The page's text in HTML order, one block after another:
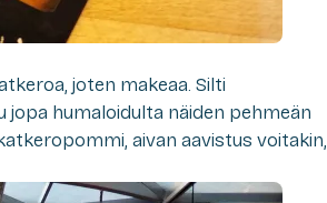
joten makeaa. Silti
humaloidulta näiden pehmeän
aivan aavistus voitakin,